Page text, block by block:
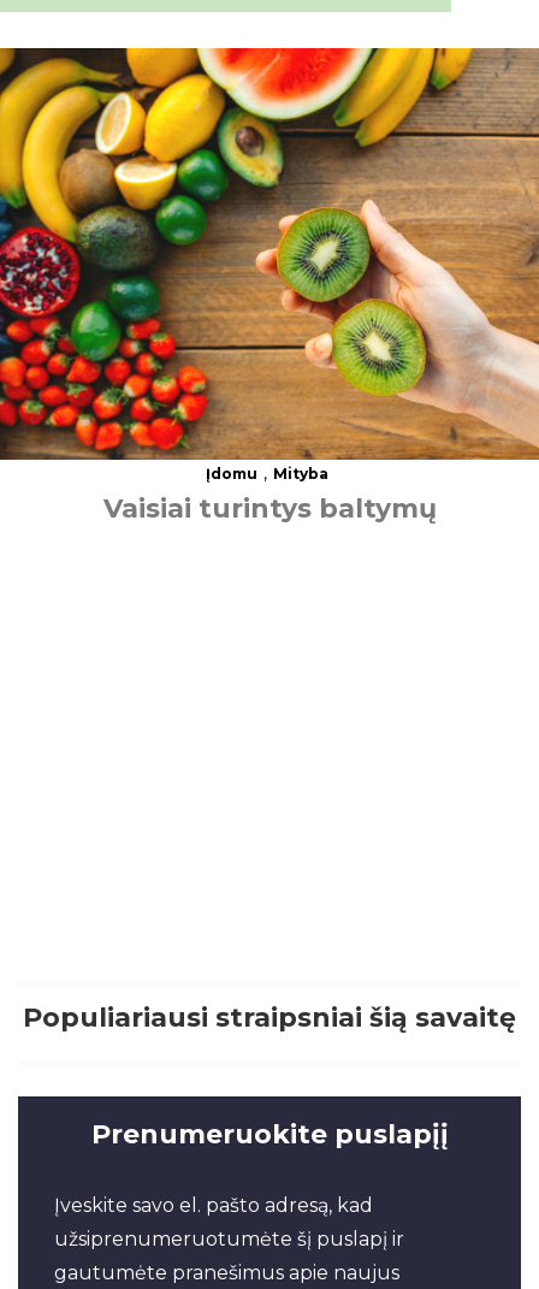
Įdomu , Mityba
Vaisiai turintys baltymų
Populiariausi straipsniai šią savaitę
Prenumeruokite puslapįį
Įveskite savo el. pašto adresą, kad
užsiprenumeruotumėte šį puslapį ir
gautumėte pranešimus apie naujus